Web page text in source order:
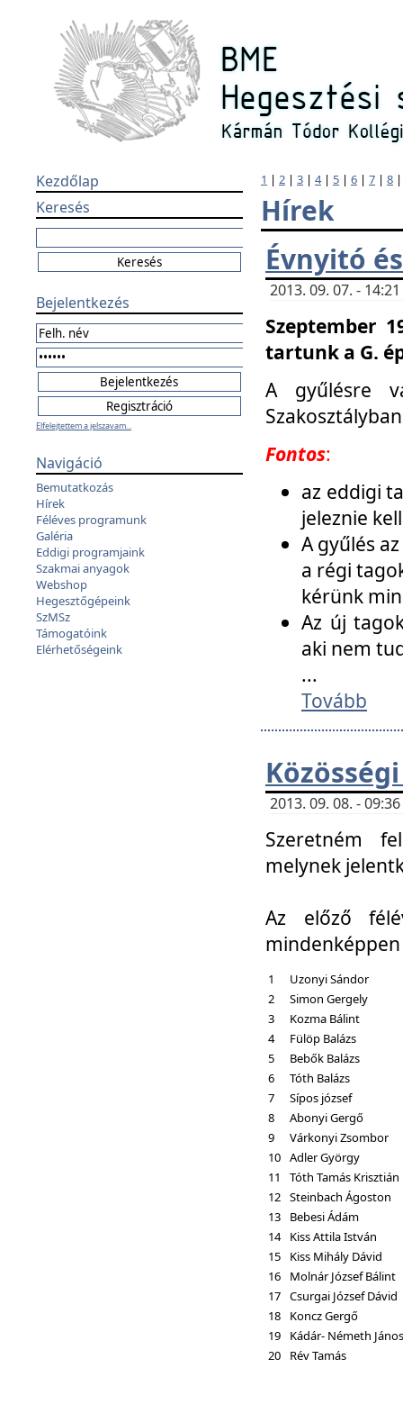
Kezdőlap
Keresés
Bejelentkezés
Elfelejtettem a jelszavam...
Navigáció
Bemutatkozás
Hírek
Féléves programunk
Galéria
Eddigi programjaink
Szakmai anyagok
Webshop
Hegesztőgépeink
SzMSz
Támogatóink
Elérhetőségeink
1 | 2 | 3 | 4| 5 | 6 | 7 | 8
Hírek
Évnyitó
2013. 09. 07. -
Szeptember
tartunk a G.
A gyűlésre
Fontos:
az eddigi
jeleznie
A gyűlés
a régi
kérünk
Az új
aki nem
...
Tovább
2013. 09. 08. -
Szeretném
melynek
Az előző
1
Uzonyi Sándor
2
Simon Gergely
3
Kozma Bálint
4
Fülöp Balázs
5
Bebők Balázs
6
Tóth Balázs
7
Sípos józsef
8
Abonyi Gergő
9
Várkonyi Zsombor
10 Adler György
11
Tóth Tamás Krisztián
12 Steinbach Ágoston
13
Bebesi Ádám
14 Kiss Attila István
15
Kiss Mihály Dávid
16
Molnár József Bálint
17 Csurgai József Dávid
18
Koncz Gergő
19
Kádár- Németh János
20
Rév Tamás